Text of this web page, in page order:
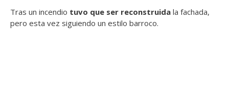
Tras un incendio tuvo que ser reconstruida la fachada,
pero esta vez siguiendo un estilo barroco.